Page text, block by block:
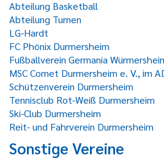
Abteilung Basketball
Abteilung Turnen
LG-Hardt
FC Phönix Durmersheim
Fußballverein Germania
MSC Comet Durmersheim e. V., im
Schützenverein Durmersheim
Tennisclub Rot-Weiß Durmersheim
Ski-Club Durmersheim
Reit- und Fahrverein Durmersheim
Sonstige Vereine